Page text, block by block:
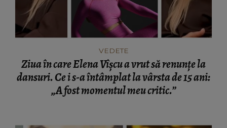
VEDETE
Ziua în care Elena Vîșcu a vrut să renunțe la
dansuri. Ce i s-a întâmplat la vârsta de 15 ani:
„A fost momentul meu critic.”